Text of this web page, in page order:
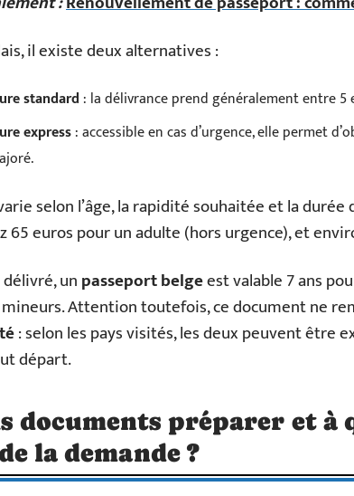
il existe deux alternatives :
standard : la délivrance prend généralement entre
express: accessible en cas d’urgence, elle permet
selon l’âge, la rapidité souhaitée et la durée
65 euros pour un adulte (hors urgence), et
unpasseport belgeest valable 7 ans
Attention toutefois, ce document ne
: selon les pays visités, les deux peuvent être
départ.
documents préparer et à
la demande ?